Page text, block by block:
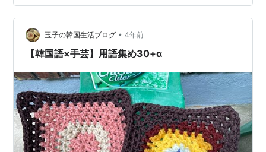
い”と“異なる”の韓国語原形（辞書形）】 “甘い”の原形は
こちら。달다（たlだ）＊lはLの小文字です☆ㄹ語幹 “異な
る”の原形はこちら。다르다（たるだ）☆르変則用言 カッ
コ内に…
玉子の韓国生活ブログ • 4年前
【韓国語×手芸】用語集め30+α